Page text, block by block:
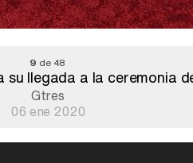
9 de 48
llegada a la ceremonia
Gtres
06 ene 2020